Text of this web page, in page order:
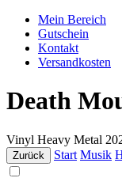
Mein Bereich
Gutschein
Kontakt
Versandkosten
Death
Vinyl Heavy Metal
Zurück Start Musik